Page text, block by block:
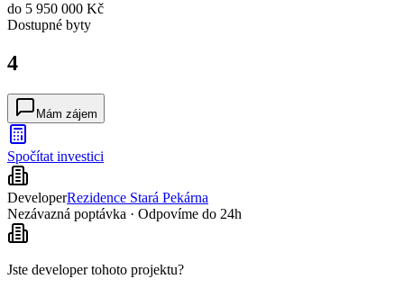
do 5 950 000 Kč
Dostupné byty
4
Mám zájem
Spočítat investici
DeveloperRezidence Stará Pekárna
Nezávazná poptávka · Odpovíme do 24h
Jste developer tohoto projektu?